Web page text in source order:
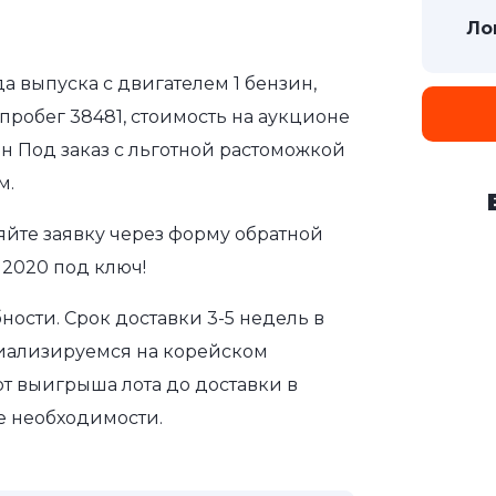
выпуска с двигателем 1 бензин,
38481, стоимость на аукционе
Под заказ с льготной растоможкой
заявку через форму обратной
2020 под ключ!
Срок доставки 3-5 недель в
на корейском
выигрыша лота до доставки в
необходимости.